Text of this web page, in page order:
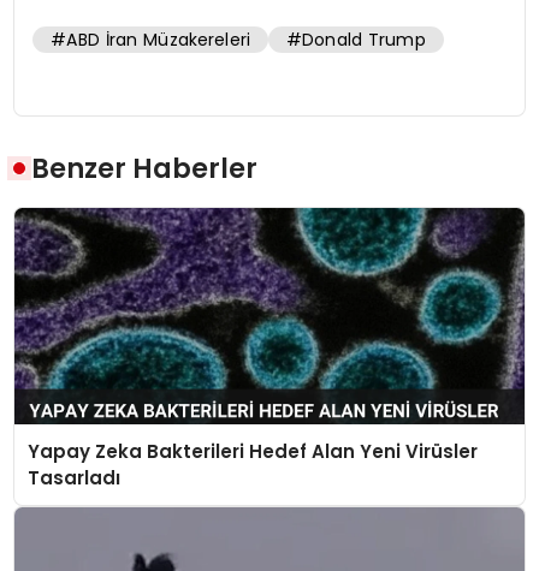
#ABD İran Müzakereleri #Donald Trump
Benzer Haberler
Yapay Zeka Bakterileri Hedef Alan Yeni Virüsler
Tasarladı